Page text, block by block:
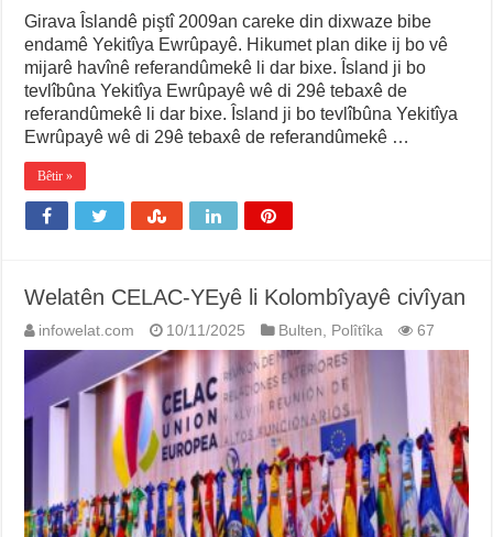
Girava Îslandê piştî 2009an careke din dixwaze bibe
endamê Yekitîya Ewrûpayê. Hikumet plan dike ij bo vê
mijarê havînê referandûmekê li dar bixe. Îsland ji bo
tevlîbûna Yekitîya Ewrûpayê wê di 29ê tebaxê de
referandûmekê li dar bixe. Îsland ji bo tevlîbûna Yekitîya
Ewrûpayê wê di 29ê tebaxê de referandûmekê …
Bêtir »
Welatên CELAC-YEyê li Kolombîyayê civîyan
infowelat.com 10/11/2025 Bulten, Polîtîka 67